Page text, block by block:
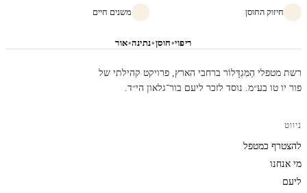
חיזוק החוסן משנים חיים
ריפוי•חוסן•נתינה•אור
רשת מטפלי הַמִּגְדָּלוֹר ברחבי הארץ, פרויקט קהילתי של
פור יו טו בע״מ. נוסד לזכר ליעם בור־גלאון הי״ד.
ניווט
להצטרף כמטפל
מי אנחנו
ליעם